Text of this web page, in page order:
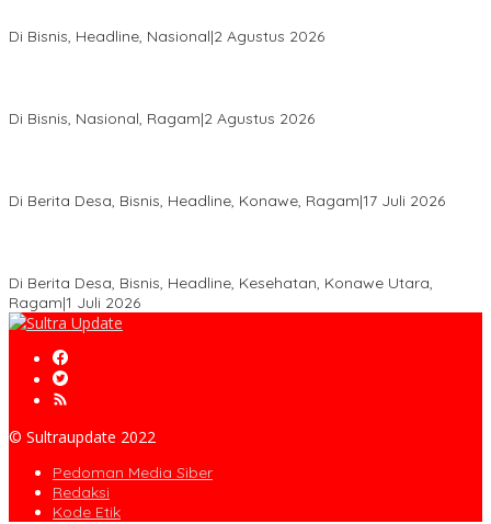
Di Bisnis, Headline, Nasional|2 Agustus 2026
Di Bisnis, Nasional, Ragam|2 Agustus 2026
Di Berita Desa, Bisnis, Headline, Konawe, Ragam|17 Juli 2026
Di Berita Desa, Bisnis, Headline, Kesehatan, Konawe Utara,
Ragam|1 Juli 2026
© Sultraupdate 2022
Pedoman Media Siber
Redaksi
Kode Etik